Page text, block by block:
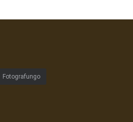
Fotografungo